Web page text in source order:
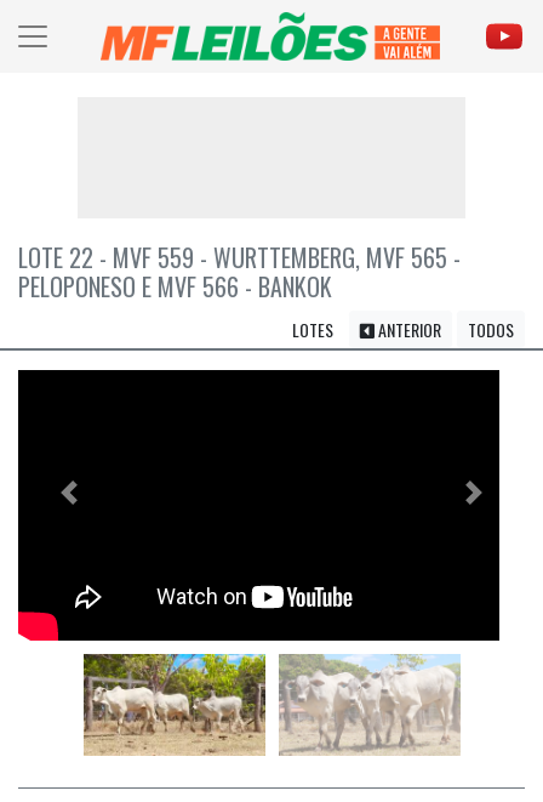
LOTE 22 - MVF 559 - WURTTEMBERG, MVF 565 -
PELOPONESO E MVF 566 - BANKOK
LOTES ANTERIOR TODOS
Previous Próximo